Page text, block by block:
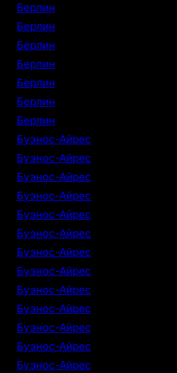
Берлин
Берлин
Берлин
Берлин
Берлин
Берлин
Берлин
Буэнос-Айрес
Буэнос-Айрес
Буэнос-Айрес
Буэнос-Айрес
Буэнос-Айрес
Буэнос-Айрес
Буэнос-Айрес
Буэнос-Айрес
Буэнос-Айрес
Буэнос-Айрес
Буэнос-Айрес
Буэнос-Айрес
Буэнос-Айрес